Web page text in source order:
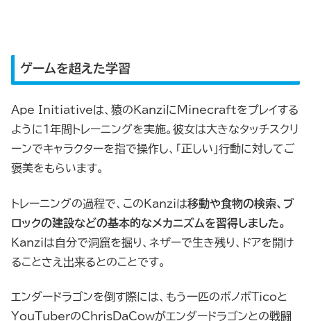
ゲームを超えた学習
Ape Initiativeは、猿のKanziにMinecraftをプレイする
ように1年間トレーニングを実施。彼女は大きなタッチスクリ
ーンでキャラクターを指で操作し、「正しい」行動に対してご
褒美をもらいます。
トレーニングの過程で、このKanziは移動や食物の検索、ブ
ロックの建設などの基本的なメカニズムを習得しました。
Kanziは自分で洞窟を掘り、ネザーで生き残り、ドアを開け
ることさえ出来るとのことです。
エンダードラゴンを倒す際には、もう一匹のボノボTicoと
YouTuberのChrisDaCowがエンダードラゴンとの戦闘